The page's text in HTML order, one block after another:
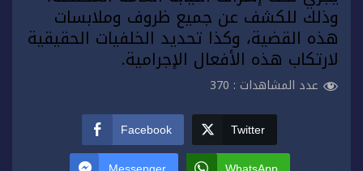
وذلك للكشف عن جميع ظروف وملابسات
هذه القضية، وكذا تحديد الخلفيات الحقيقية
لارتكاب هذه الأفعال الإجرامية.
عدد المشاهدات : 370
Facebook Twitter